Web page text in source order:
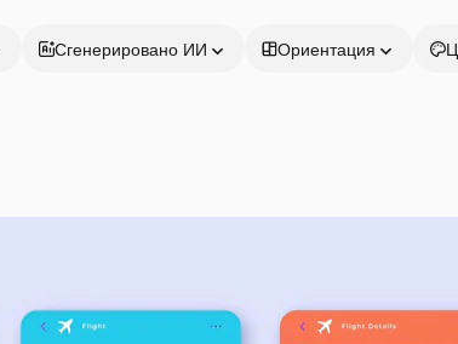
Сгенерировано ИИ Ориентация